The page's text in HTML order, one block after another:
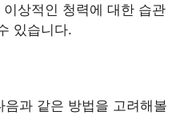
상적인 청력에 대한 습관
있습니다.
과 같은 방법을 고려해볼